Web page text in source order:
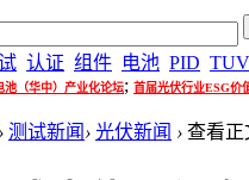
认证 组件 电池 PID TUV
池（华中）产业化论坛; 首届光伏行业ESG价
› 测试新闻 › 光伏新闻 › 查看正